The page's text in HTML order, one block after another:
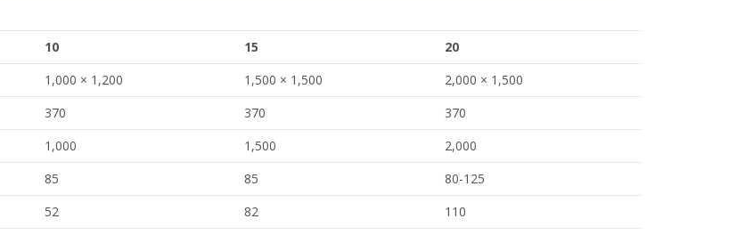
10 15
20
1,000 × 1,200 1,500 × 1,500
2,000 × 1,500
370 370
370
1,000 1,500
2,000
85 85
80-125
52 82
110